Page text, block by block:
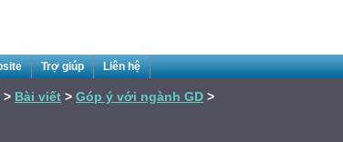
Trợ giúp Liên hệ
> Bài viết > Góp ý với ngành GD >